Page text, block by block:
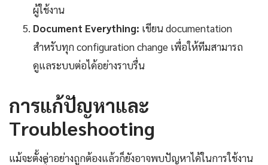
ผู้ใช้งาน
Document Everything: เขียน documentation
สำหรับทุก configuration change เพื่อให้ทีมสามารถ
ดูแลระบบต่อได้อย่างราบรื่น
การแก้ปัญหาและ
Troubleshooting
แม้จะตั้งค่าอย่างถูกต้องแล้วก็ยังอาจพบปัญหาได้ในการใช้งาน